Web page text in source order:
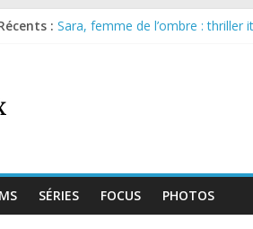
: Sara, femme de l’ombre :
SÉRIES FOCUS PHOTOS